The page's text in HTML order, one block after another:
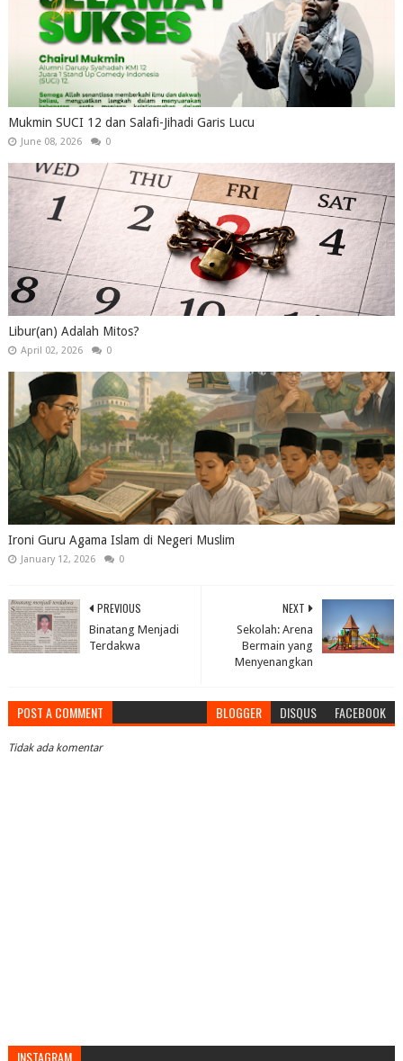
Mukmin SUCI 12 dan Salafi-Jihadi Garis Lucu
June 08, 2026 0
Libur(an) Adalah Mitos?
April 02, 2026 0
Ironi Guru Agama Islam di Negeri Muslim
January 12, 2026 0
NEXT
Sekolah: Arena
Bermain yang
Menyenangkan
PREVIOUS
Binatang Menjadi
Terdakwa
POST A COMMENT BLOGGER DISQUS FACEBOOK
Tidak ada komentar
INSTAGRAM